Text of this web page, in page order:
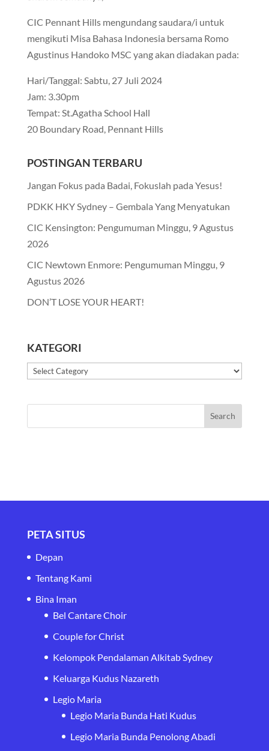
CIC Pennant Hills mengundang saudara/i untuk
mengikuti Misa Bahasa Indonesia bersama Romo
Agustinus Handoko MSC yang akan diadakan pada:
Hari/Tanggal: Sabtu, 27 Juli 2024
Jam: 3.30pm
Tempat: St.Agatha School Hall
20 Boundary Road, Pennant Hills
POSTINGAN TERBARU
Jangan Fokus pada Badai, Fokuslah pada Yesus!
PDKK HKY Sydney – Gembala Yang Menyatukan
CIC Kensington: Pengumuman Minggu, 9 Agustus
2026
CIC Newtown Enmore: Pengumuman Minggu, 9
Agustus 2026
DON’T LOSE YOUR HEART!
KATEGORI
Kategori
PETA SITUS
Depan
Tentang Kami
Bina Iman
Bel Cantare Choir
Couple for Christ
Kelompok Pendalaman Alkitab Sydney
Keluarga Kudus Nazareth
Legio Maria
Legio Maria Bunda Hati Kudus
Legio Maria Bunda Penolong Abadi